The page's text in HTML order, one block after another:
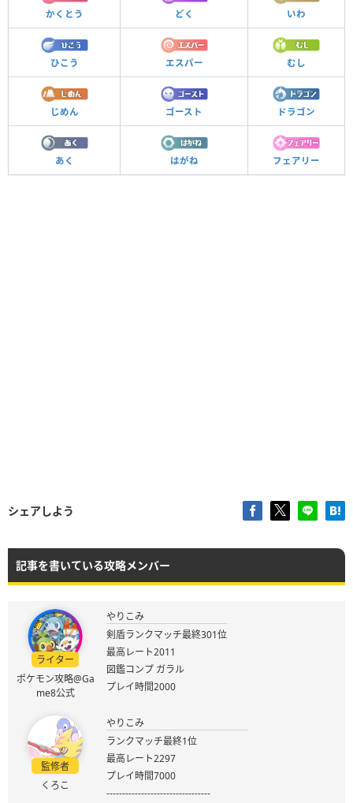
かくとう どく いわ
ひこう エスパー むし
じめん ゴースト ドラゴン
あく はがね フェアリー
シェアしよう
記事を書いている攻略メンバー
ライター
ポケモン攻略@Ga
me8公式
やりこみ
剣盾ランクマッチ最終301位
最高レート2011
図鑑コンプ ガラル
プレイ時間2000
監修者
くろこ
やりこみ
ランクマッチ最終1位
最高レート2297
プレイ時間7000
---------------------------------